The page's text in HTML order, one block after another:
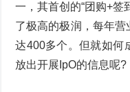
一，其首创的“团购+签
了极高的极润，每年
达400多个。但就如何
放出开展IpO的信息呢?